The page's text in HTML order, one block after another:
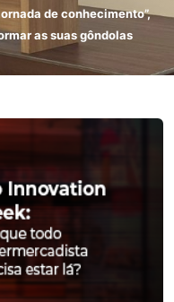
de conhecimento”,
as suas gôndolas